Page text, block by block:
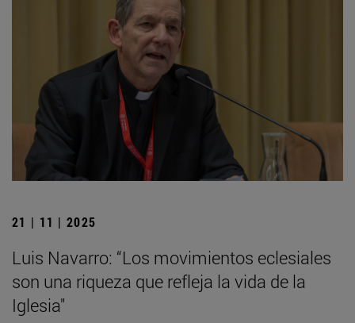
21 | 11 | 2025
Luis Navarro: “Los movimientos eclesiales
son una riqueza que refleja la vida de la
Iglesia"